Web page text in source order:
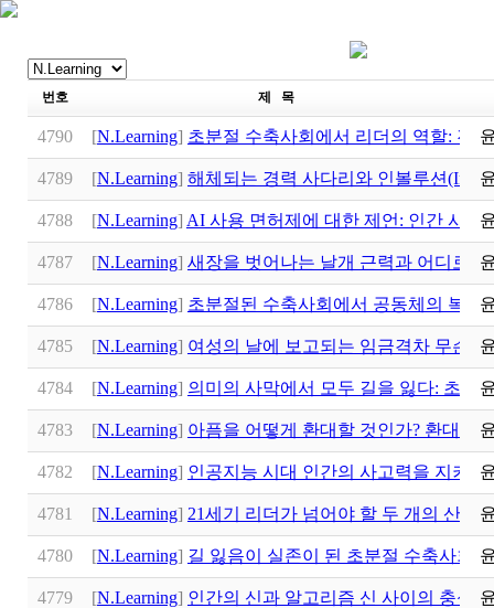
번호 제 목
4790 [N.Learning] 초분절 수축사회에서 리더의 역할: 진
4789 [N.Learning] 해체되는 경력 사다리와 인볼루션
4788 [N.Learning] AI 사용 면허제에 대한 제언: 인간 사고
4787 [N.Learning] 새장을 벗어나는 날개 근력과 어디로
4786 [N.Learning] 초분절된 수축사회에서 공동체의 복원
4785 [N.Learning] 여성의 날에 보고되는 임금격차 무슨
4784 [N.Learning] 의미의 사막에서 모두 길을 잃다: 초분
4783 [N.Learning] 아픔을 어떻게 환대할 것인가? 환대의
4782 [N.Learning] 인공지능 시대 인간의 사고력을 지키
4781 [N.Learning] 21세기 리더가 넘어야 할 두 개의 산 가
4780 [N.Learning] 길 잃음이 실존이 된 초분절 수축사회
4779 [N.Learning] 인간의 신과 알고리즘 신 사이의 충성